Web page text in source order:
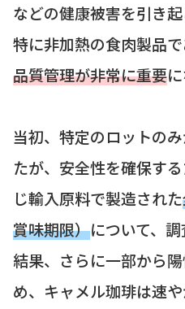
などの健康被害を引き起
特に非加熱の食肉製品で
品質管理が非常に重要
当初、特定のロットの
たが、安全性を確保す
じ輸入原料で製造された
賞味期限）について、
結果、さらに一部から
め、キャメル珈琲は速